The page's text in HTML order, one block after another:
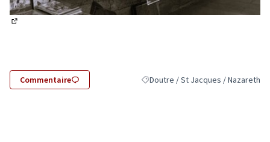
Commentaire Filtrer les résultats pour le secteur
Doutre / St Jacques / Nazareth